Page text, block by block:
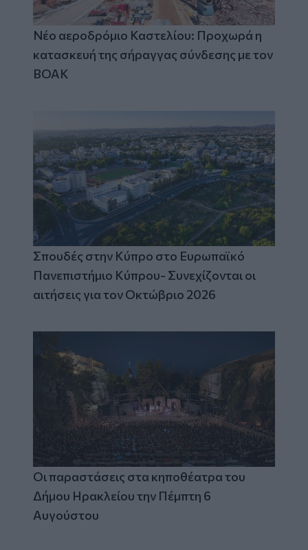
Νέο αεροδρόμιο Καστελίου: Προχωρά η
κατασκευή της σήραγγας σύνδεσης με τον
ΒΟΑΚ
Σπουδές στην Κύπρο στο Ευρωπαϊκό
Πανεπιστήμιο Κύπρου- Συνεχίζονται οι
αιτήσεις για τον Οκτώβριο 2026
Οι παραστάσεις στα κηποθέατρα του
Δήμου Ηρακλείου την Πέμπτη 6
Αυγούστου